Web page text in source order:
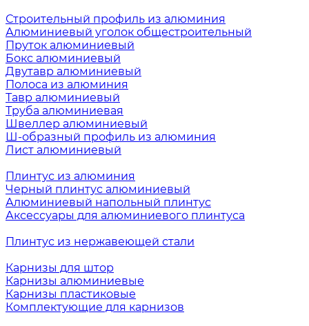
Строительный профиль из алюминия
Алюминиевый уголок общестроительный
Пруток алюминиевый
Бокс алюминиевый
Двутавр алюминиевый
Полоса из алюминия
Тавр алюминиевый
Труба алюминиевая
Швеллер алюминиевый
Ш-образный профиль из алюминия
Лист алюминиевый
Плинтус из алюминия
Черный плинтус алюминиевый
Алюминиевый напольный плинтус
Аксессуары для алюминиевого плинтуса
Плинтус из нержавеющей стали
Карнизы для штор
Карнизы алюминиевые
Карнизы пластиковые
Комплектующие для карнизов